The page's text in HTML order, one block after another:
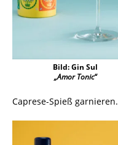
Bild: Gin Sul
„Amor Tonic“
Caprese-Spieß garnieren.